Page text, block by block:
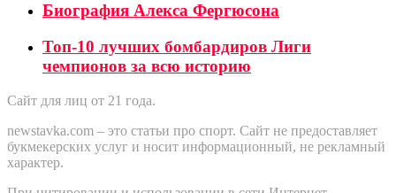
Биография Алекса Фергюсона
Топ-10 лучших бомбардиров Лиги
чемпионов за всю историю
Сайт для лиц от 21 года.
newstavka.com – это статьи про спорт. Сайт не предоставляет
букмекерских услуг и носит информационный, не рекламный
характер.